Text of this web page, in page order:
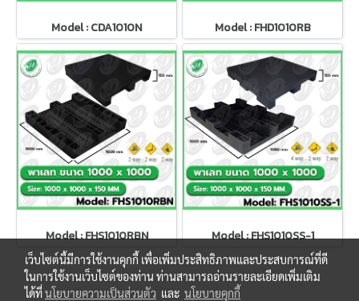
Model : CDA1010N Model : FHD1010RB
Model : FHS1010RBN Model : FHS1010SS-1
เว็บไซต์นี้มีการใช้งานคุกกี้ เพื่อเพิ่มประสิทธิภาพและประสบการณ์ที่ดี
ในการใช้งานเว็บไซต์ของท่าน ท่านสามารถอ่านรายละเอียดเพิ่มเติม
ได้ที่นโยบายความเป็นส่วนตัว และ นโยบายคุกกี้